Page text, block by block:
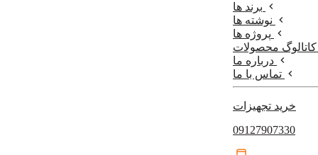
برند ها
نوشته ها
پروژه ها
کاتالوگ محصولات
درباره ما
تماس با ما
خرید تجهیزات
09127907330